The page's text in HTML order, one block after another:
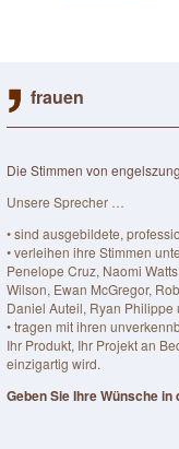
frauen
Die Stimmen von
Unsere Sprecher …
• sind ausgebildete,
• verleihen ihre Stimmen
Penelope Cruz, Naomi
Wilson, Ewan McGregor,
Daniel Auteil, Ryan Philippe
• tragen mit ihren
Ihr Produkt, Ihr Projekt an
einzigartig wird.
Geben Sie Ihre Wünsche in